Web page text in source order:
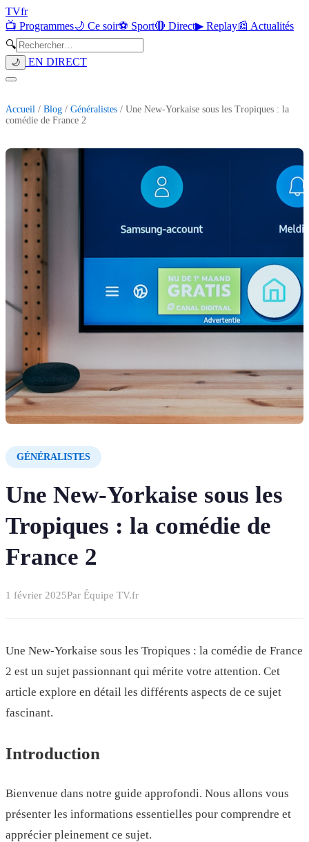
TVfr
📺 Programmes🌙 Ce soir⚽ Sport🔴 Direct▶ Replay📰 Actualités
🔍
🌙 EN DIRECT
Accueil / Blog / Généralistes / Une New-Yorkaise sous les Tropiques : la
comédie de France 2
GÉNÉRALISTES
Une New-Yorkaise sous les
Tropiques : la comédie de
France 2
1 février 2025Par Équipe TV.fr
Une New-Yorkaise sous les Tropiques : la comédie de France
2 est un sujet passionnant qui mérite votre attention. Cet
article explore en détail les différents aspects de ce sujet
fascinant.
Introduction
Bienvenue dans notre guide approfondi. Nous allons vous
présenter les informations essentielles pour comprendre et
apprécier pleinement ce sujet.